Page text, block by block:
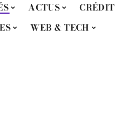
ACTUS CRÉDIT
WEB & TECH